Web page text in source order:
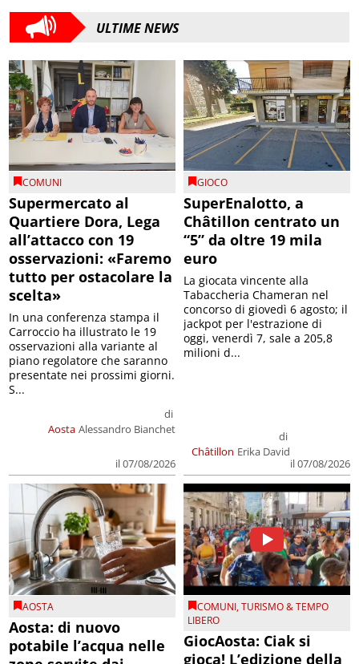
ULTIME NEWS
COMUNI
Supermercato al
Quartiere Dora, Lega
all’attacco con 19
osservazioni: «Faremo
tutto per ostacolare la
scelta»
Aosta
di
Alessandro Bianchet
il 07/08/2026
In una conferenza stampa il
Carroccio ha illustrato le 19
osservazioni alla variante al
piano regolatore che saranno
presentate nei prossimi giorni.
S...
GIOCO
SuperEnalotto, a
Châtillon centrato un
“5” da oltre 19 mila
euro
Châtillon
di
Erika David
il 07/08/2026
La giocata vincente alla
Tabaccheria Chameran nel
concorso di giovedì 6 agosto; il
jackpot per l'estrazione di
oggi, venerdì 7, sale a 205,8
milioni d...
AOSTA
Aosta: di nuovo
potabile l’acqua nelle
COMUNI,TURISMO & TEMPO
LIBERO
GiocAosta: Ciak si
gioca! L’edizione della